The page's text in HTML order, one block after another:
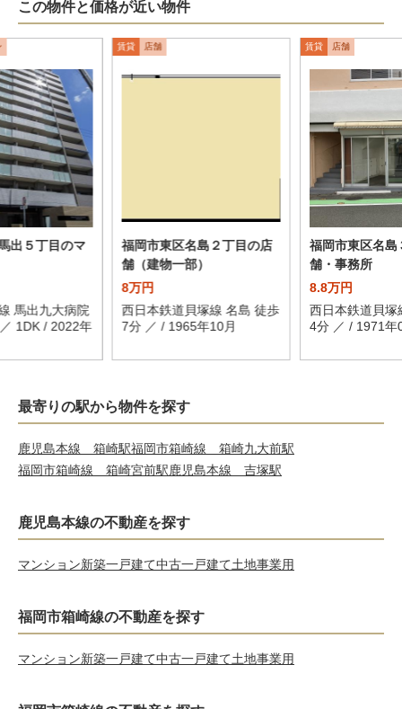
この物件と価格が近い物件
出５丁目のマ
馬出九大病院
1DK / 2022年
賃貸 店舗
福岡市東区名島２丁目の店
舗（建物一部）
8万円
西日本鉄道貝塚線 名島 徒歩
7分 ／ / 1965年10月
賃貸 店舗
福岡市東区名島
舗・事務所
8.8万円
西日本鉄道貝塚
4分 ／ / 1971年
最寄りの駅から物件を探す
鹿児島本線 箱崎駅福岡市箱崎線 箱崎九大前駅
福岡市箱崎線 箱崎宮前駅鹿児島本線 吉塚駅
鹿児島本線の不動産を探す
マンション新築一戸建て中古一戸建て土地事業用
福岡市箱崎線の不動産を探す
マンション新築一戸建て中古一戸建て土地事業用